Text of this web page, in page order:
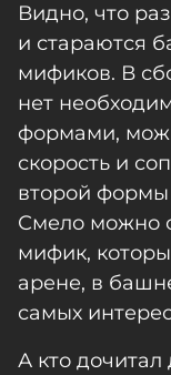
Видно, что
и стараются
мификов. В
нет
формами,
скорость и
второй формы
Смело можно
мифик,
арене, в
самых
А кто